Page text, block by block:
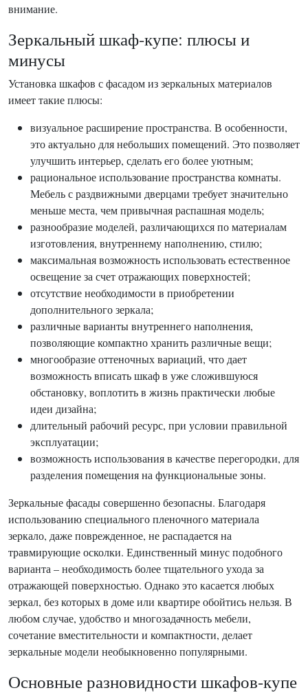
внимание.
Зеркальный шкаф-купе: плюсы и
минусы
Установка шкафов с фасадом из зеркальных материалов
имеет такие плюсы:
визуальное расширение пространства. В особенности,
это актуально для небольших помещений. Это позволяет
улучшить интерьер, сделать его более уютным;
рациональное использование пространства комнаты.
Мебель с раздвижными дверцами требует значительно
меньше места, чем привычная распашная модель;
разнообразие моделей, различающихся по материалам
изготовления, внутреннему наполнению, стилю;
максимальная возможность использовать естественное
освещение за счет отражающих поверхностей;
отсутствие необходимости в приобретении
дополнительного зеркала;
различные варианты внутреннего наполнения,
позволяющие компактно хранить различные вещи;
многообразие оттеночных вариаций, что дает
возможность вписать шкаф в уже сложившуюся
обстановку, воплотить в жизнь практически любые
идеи дизайна;
длительный рабочий ресурс, при условии правильной
эксплуатации;
возможность использования в качестве перегородки, для
разделения помещения на функциональные зоны.
Зеркальные фасады совершенно безопасны. Благодаря
использованию специального пленочного материала
зеркало, даже поврежденное, не распадается на
травмирующие осколки. Единственный минус подобного
варианта – необходимость более тщательного ухода за
отражающей поверхностью. Однако это касается любых
зеркал, без которых в доме или квартире обойтись нельзя. В
любом случае, удобство и многозадачность мебели,
сочетание вместительности и компактности, делает
зеркальные модели необыкновенно популярными.
Основные разновидности шкафов-купе